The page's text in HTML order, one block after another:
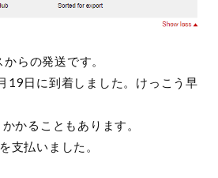
らの発送です。
19日に到着しました。けっこう早
かることもあります。
支払いました。